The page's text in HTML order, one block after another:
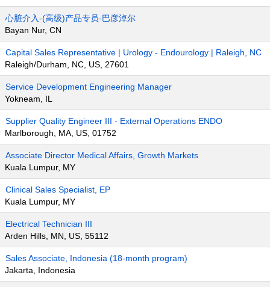
心脏介入-(高级)产品专员-巴彦淖尔
Bayan Nur, CN
Capital Sales Representative | Urology - Endourology | Raleigh, NC
Raleigh/Durham, NC, US, 27601
Service Development Engineering Manager
Yokneam, IL
Supplier Quality Engineer III - External Operations ENDO
Marlborough, MA, US, 01752
Associate Director Medical Affairs, Growth Markets
Kuala Lumpur, MY
Clinical Sales Specialist, EP
Kuala Lumpur, MY
Electrical Technician III
Arden Hills, MN, US, 55112
Sales Associate, Indonesia (18-month program)
Jakarta, Indonesia